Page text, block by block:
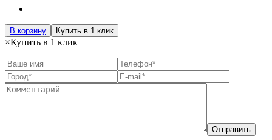
В корзину Купить в 1 клик
×Купить в 1 клик